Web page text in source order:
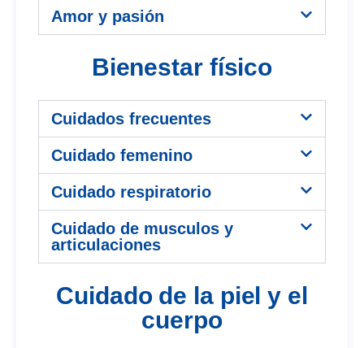
Amor y pasión
Bienestar físico
Cuidados frecuentes
Cuidado femenino
Cuidado respiratorio
Cuidado de musculos y
articulaciones
Cuidado de la piel y el
cuerpo